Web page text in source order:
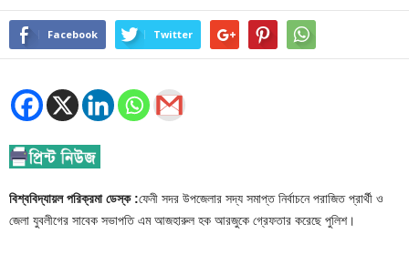
Facebook Twitter
বিশ্ববিদ্যায়ল পরিক্রমা ডেস্ক :ফেনী সদর উপজেলার সদ্য সমাপ্ত নির্বাচনে পরাজিত প্রার্থী ও
জেলা যুবলীগের সাবেক সভাপতি এম আজহারুল হক আরজুকে গ্রেফতার করেছে পুলিশ।